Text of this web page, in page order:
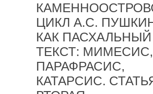
ЦИКЛ А.С.
КАК ПАСХАЛЬНЫЙ
ТЕКСТ: МИМЕСИС,
ПАРАФРАСИС,
КАТАРСИС.